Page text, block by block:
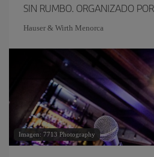
SIN RUMBO. ORGANIZADO
Hauser & Wirth Menorca
Imagen: 7713 Photography